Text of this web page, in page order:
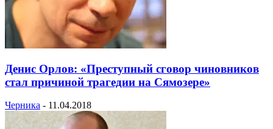
Денис Орлов: «Преступный сговор чиновников
стал причиной трагедии на Сямозере»
Черника - 11.04.2018